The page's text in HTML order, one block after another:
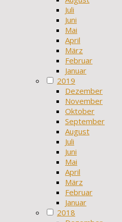
Juli
Juni
Mai
April
März
Februar
Januar
2019
Dezember
November
Oktober
September
August
Juli
Juni
Mai
April
März
Februar
Januar
2018